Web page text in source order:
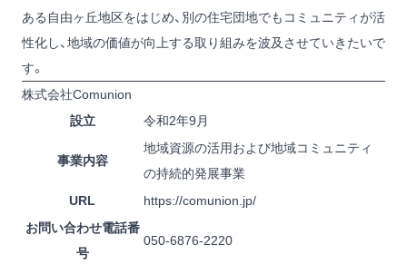
ある自由ヶ丘地区をはじめ、別の住宅団地でもコミュニティが活
性化し、地域の価値が向上する取り組みを波及させていきたいで
す。
株式会社Comunion
設立
令和2年9月
事業内容
地域資源の活用および地域コミュニティ
の持続的発展事業
URL
https://comunion.jp/
お問い合わせ電話番
号
050-6876-2220